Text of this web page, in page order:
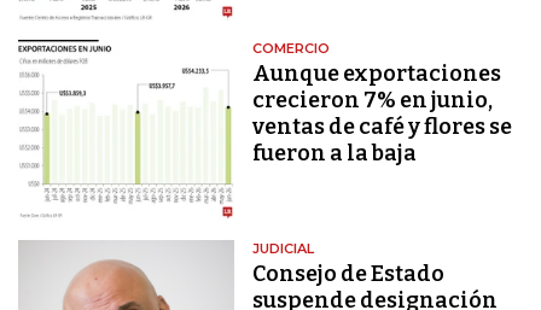
COMERCIO
Aunque exportaciones
crecieron 7% en junio,
ventas de café y flores se
fueron a la baja
JUDICIAL
Consejo de Estado
suspende designación